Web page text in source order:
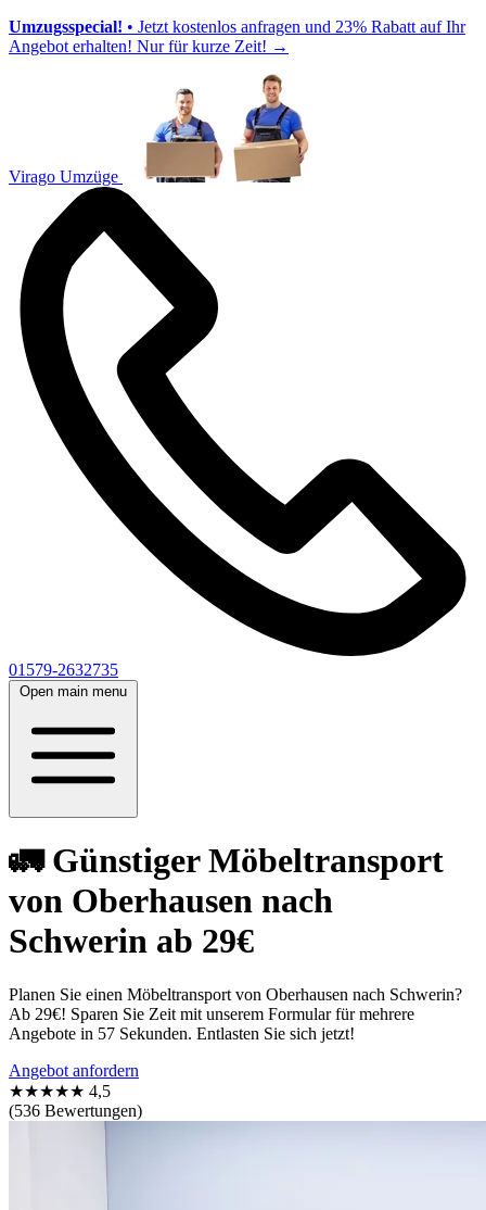
Umzugsspecial! • Jetzt kostenlos anfragen und 23% Rabatt auf Ihr
Angebot erhalten! Nur für kurze Zeit! →
Virago Umzüge
01579-2632735
Open main menu
🚛 Günstiger Möbeltransport
von Oberhausen nach
Schwerin ab 29€
Planen Sie einen Möbeltransport von Oberhausen nach Schwerin?
Ab 29€! Sparen Sie Zeit mit unserem Formular für mehrere
Angebote in 57 Sekunden. Entlasten Sie sich jetzt!
Angebot anfordern
★★★★★ 4,5
(536 Bewertungen)